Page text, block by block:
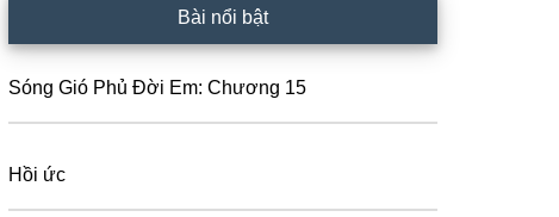
Sidebar
Bài nổi bật
Sóng Gió Phủ Đời Em: Chương 15
Hồi ức